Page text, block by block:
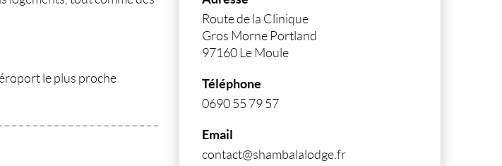
le plus proche
Route de la Clinique
Gros Morne Portland
97160 Le Moule
Téléphone
0690 55 79 57
Email
contact@shambalalodge.fr